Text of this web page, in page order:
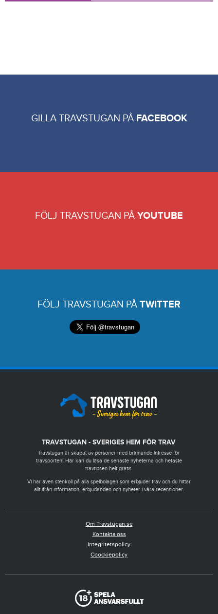
GILLA TRAVSTUGAN PÅ FACEBOOK
FÖLJ TRAVSTUGAN PÅ YOUTUBE
FÖLJ TRAVSTUGAN PÅ TWITTER
TRAVSTUGAN - SVERIGES HEM FÖR TRAV
Travstugan är skapat av personer med brinnande intresse för
travsporten! Här kan du läsa de senaste nyheterna och hetaste
travtipsen helt gratis.
Vi har även stenkoll på alla spelbolagen som erbjuder trav och du hittar
allt ifrån information, erbjudanden och nyheter i våra recensioner.
Om Travstugan.se
Kontakta oss
Integritetspolicy
Coockiepolicy